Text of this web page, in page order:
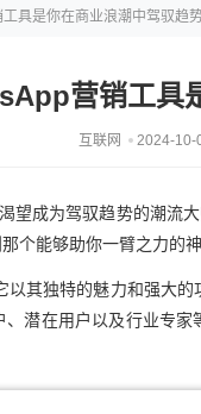
具是你在商业浪潮中驾驭趋
营销工具
互联网 2024-10-
望成为驾驭趋势的潮流
个能够助你一臂之力的
其独特的魅力和强大
潜在用户以及行业专